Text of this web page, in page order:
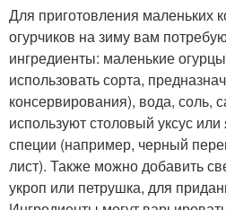
Для приготовления маленьких
огурчиков на зиму вам
ингредиенты: маленькие
использовать сорта,
консервирования), вода, соль,
используют столовый уксус
специи (например, черный
лист). Также можно добавить
укроп или петрушка, для